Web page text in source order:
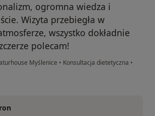
ogromna wiedza i
Wizyta przebiegła w
wszystko dokładnie
polecam!
Myślenice • Konsultacja dietetyczna •